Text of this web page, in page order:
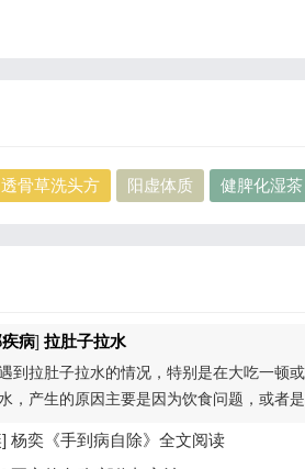
透骨草洗头方 阳虚体质 健脾化湿茶
病] 拉肚子拉水
到拉肚子拉水的情况，特别是在大吃一顿
，产生的原因主要是因为饮食问题，或者
] 杨奕《手到病自除》全文阅读